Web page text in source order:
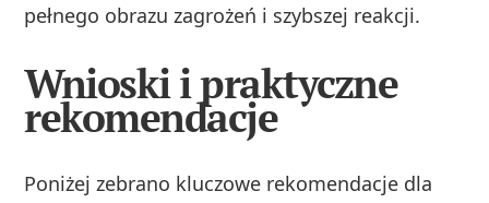
pełnego obrazu zagrożeń i szybszej reakcji.
Wnioski i praktyczne
rekomendacje
Poniżej zebrano kluczowe rekomendacje dla